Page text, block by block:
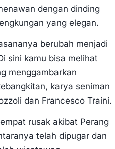
dengan dinding
yang elegan.
berubah menjadi
sini kamu bisa melihat
menggambarkan
karya seniman
dan Francesco Traini.
rusak akibat Perang
telah dipugar dan